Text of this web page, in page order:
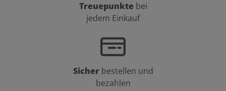
Treuepunkte bei
jedem Einkauf
Sicher bestellen und
bezahlen